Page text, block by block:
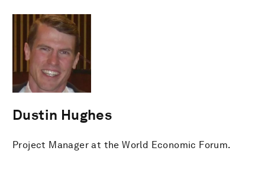
Dustin Hughes
Project Manager at the World Economic Forum.